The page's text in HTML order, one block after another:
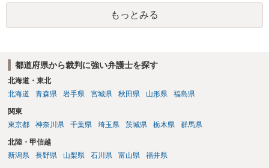
の財産を差し押さえられ、そこから債権回収が図られることになりま
すが、 和解であれば柔軟な解決が可能ですので、その場合は分割払
識を前提にすれば、１００万円も含めて返済する必要はないと考えら
ます。
明確にいえないような案件において開示がなされる可能性も低いので
もっとみる
都道府県から裁判に強い弁護士を探す
北海道・東北
北海道
青森県 岩手県 宮城県 秋田県 山形県 福島県
関東
東京都
神奈川県 千葉県 埼玉県 茨城県 栃木県 群馬県
北陸・甲信越
新潟県
長野県 山梨県 石川県 富山県 福井県